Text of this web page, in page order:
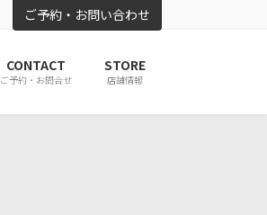
ご予約・お問い合わせ
CONTACT
ご予約・お問合せ
STORE
店舗情報